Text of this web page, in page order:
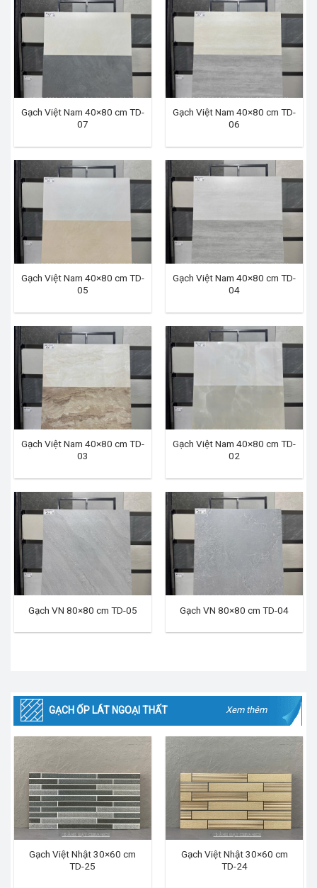
Gạch Việt Nam 40×80 cm TD-
07
Gạch Việt Nam 40×80 cm TD-
06
Gạch Việt Nam 40×80 cm TD-
05
Gạch Việt Nam 40×80 cm TD-
04
Gạch Việt Nam 40×80 cm TD-
03
Gạch Việt Nam 40×80 cm TD-
02
Gạch VN 80×80 cm TD-05 Gạch VN 80×80 cm TD-04
GẠCH ỐP LÁT NGOẠI THẤT Xem thêm
Gạch Việt Nhật 30×60 cm
TD-25
Gạch Việt Nhật 30×60 cm
TD-24